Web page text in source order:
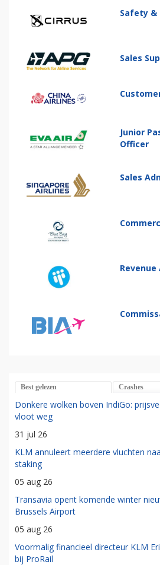
Safety &
Sales
Junior
Officer
Sales
Best gelezen Crashes
Donkere wolken boven IndiGo:
vloot weg
31 jul 26
KLM annuleert meerdere vluchten
staking
05 aug 26
Transavia opent komende winter
Brussels Airport
05 aug 26
Voormalig financieel directeur KLM
bij ProRail